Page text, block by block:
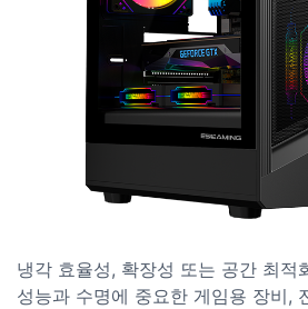
냉각 효율성, 확장성 또는 공간 최적
성능과 수명에 중요한 게임용 장비,